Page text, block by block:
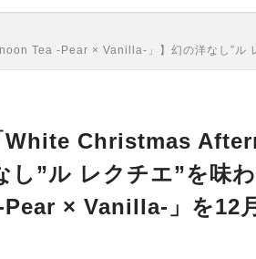
Tea -Pear × Vanilla-」】幻の洋なし”
White Christmas
”ル レクチエ”を味
× Vanilla-」を12